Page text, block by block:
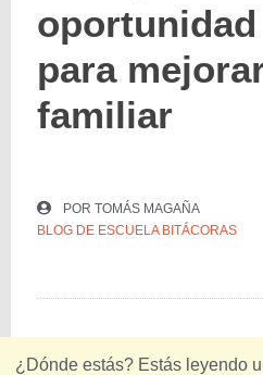
para
familiar
POR TOMÁS MAGAÑA
BLOG DE ESCUELA BITÁCORAS
¿Dónde estás? Estás leyendo